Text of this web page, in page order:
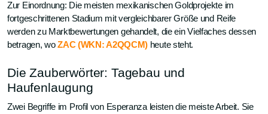
Zur Einordnung: Die meisten mexikanischen Goldprojekte im
fortgeschrittenen Stadium mit vergleichbarer Größe und Reife
werden zu Marktbewertungen gehandelt, die ein Vielfaches dessen
betragen, woZAC (WKN: A2QQCM) heute steht.
Die Zauberwörter: Tagebau und
Haufenlaugung
Zwei Begriffe im Profil von Esperanza leisten die meiste Arbeit. Sie